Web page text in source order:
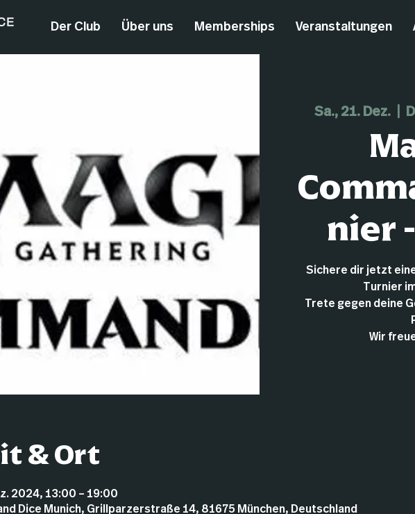
Der Club Über uns Memberships Veranstaltungen
Sa., 21. Dez.
nier
Sichere dir jetzt
Turnier
Trete gegen deine
& Ort
2024, 13:00 – 19:00
Dice Munich, Grillparzerstraße 14, 81675 München, Deutschland